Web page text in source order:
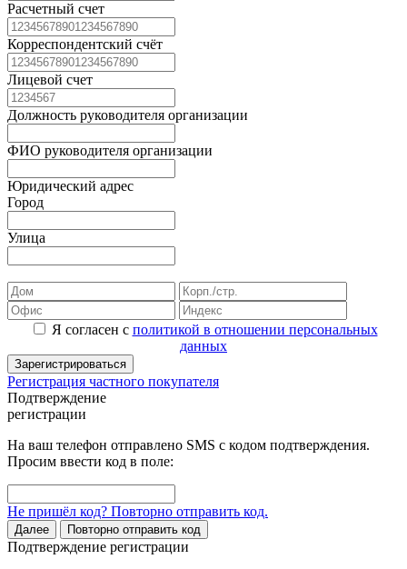
Расчетный счет
Корреспондентский счёт
Лицевой счет
Должность руководителя организации
ФИО руководителя организации
Юридический адрес
Город
Улица
Я согласен с политикой в отношении персональных
данных
Зарегистрироваться
Регистрация частного покупателя
Подтверждение
регистрации
На ваш телефон отправлено SMS с кодом подтверждения.
Просим ввести код в поле:
Не пришёл код? Повторно отправить код.
Далее Повторно отправить код
Подтверждение регистрации